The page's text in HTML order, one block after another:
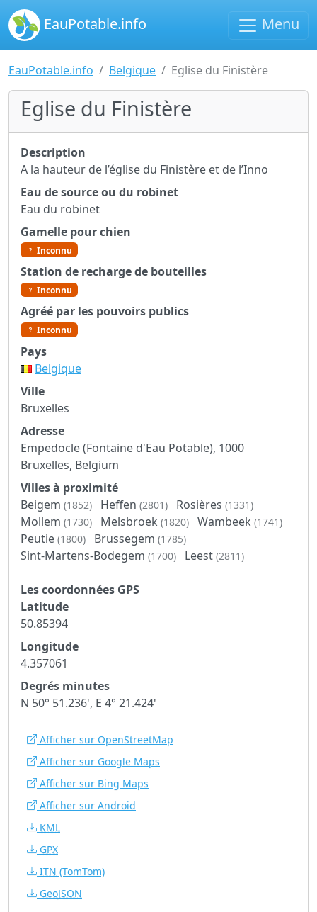
EauPotable.info Menu
EauPotable.info Belgique Eglise du Finistère
Eglise du Finistère
Description
A la hauteur de l’église du Finistère et de l’Inno
Eau de source ou du robinet
Eau du robinet
Gamelle pour chien
Inconnu
Station de recharge de bouteilles
Inconnu
Agréé par les pouvoirs publics
Inconnu
Pays
Belgique
Ville
Bruxelles
Adresse
Empedocle (Fontaine d'Eau Potable), 1000
Bruxelles, Belgium
Villes à proximité
Beigem (1852) Heffen (2801) Rosières (1331)
Mollem (1730) Melsbroek (1820) Wambeek (1741)
Peutie (1800) Brussegem (1785)
Sint-Martens-Bodegem (1700) Leest (2811)
Les coordonnées GPS
Latitude
50.85394
Longitude
4.357061
Degrés minutes
N 50° 51.236', E 4° 21.424'
Afficher sur OpenStreetMap
Afficher sur Google Maps
Afficher sur Bing Maps
Afficher sur Android
KML
GPX
ITN (TomTom)
GeoJSON